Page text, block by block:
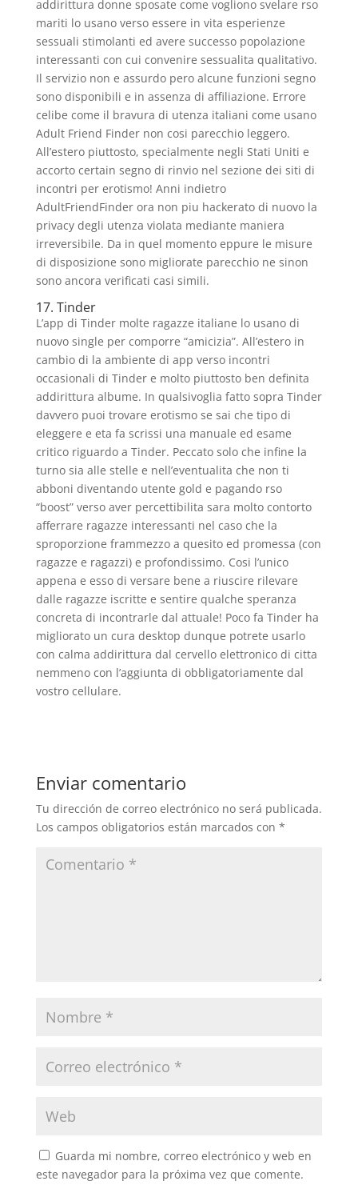
addirittura donne sposate come vogliono svelare rso
mariti lo usano verso essere in vita esperienze
sessuali stimolanti ed avere successo popolazione
interessanti con cui convenire sessualita qualitativo.
Il servizio non e assurdo pero alcune funzioni segno
sono disponibili e in assenza di affiliazione. Errore
celibe come il bravura di utenza italiani come usano
Adult Friend Finder non cosi parecchio leggero.
All’estero piuttosto, specialmente negli Stati Uniti e
accorto certain segno di rinvio nel sezione dei siti di
incontri per erotismo! Anni indietro
AdultFriendFinder ora non piu hackerato di nuovo la
privacy degli utenza violata mediante maniera
irreversibile. Da in quel momento eppure le misure
di disposizione sono migliorate parecchio ne sinon
sono ancora verificati casi simili.
17. Tinder
L’app di Tinder molte ragazze italiane lo usano di
nuovo single per comporre “amicizia”. All’estero in
cambio di la ambiente di app verso incontri
occasionali di Tinder e molto piuttosto ben definita
addirittura albume. In qualsivoglia fatto sopra Tinder
davvero puoi trovare erotismo se sai che tipo di
eleggere e eta fa scrissi una manuale ed esame
critico riguardo a Tinder. Peccato solo che infine la
turno sia alle stelle e nell’eventualita che non ti
abboni diventando utente gold e pagando rso
“boost” verso aver percettibilita sara molto contorto
afferrare ragazze interessanti nel caso che la
sproporzione frammezzo a quesito ed promessa (con
ragazze e ragazzi) e profondissimo. Cosi l’unico
appena e esso di versare bene a riuscire rilevare
dalle ragazze iscritte e sentire qualche speranza
concreta di incontrarle dal attuale! Poco fa Tinder ha
migliorato un cura desktop dunque potrete usarlo
con calma addirittura dal cervello elettronico di citta
nemmeno con l’aggiunta di obbligatoriamente dal
vostro cellulare.
Enviar comentario
Tu dirección de correo electrónico no será publicada.
Los campos obligatorios están marcados con *
Guarda mi nombre, correo electrónico y web en
este navegador para la próxima vez que comente.